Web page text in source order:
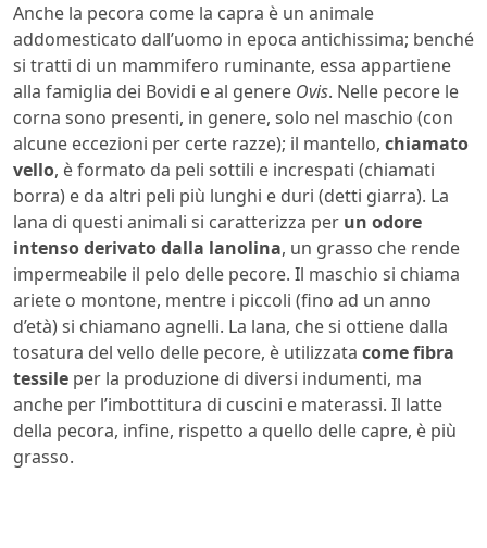
Anche la pecora come la capra è un animale
addomesticato dall’uomo in epoca antichissima; benché
si tratti di un mammifero ruminante, essa appartiene
alla famiglia dei Bovidi e al genere Ovis. Nelle pecore le
corna sono presenti, in genere, solo nel maschio (con
alcune eccezioni per certe razze); il mantello, chiamato
vello, è formato da peli sottili e increspati (chiamati
borra) e da altri peli più lunghi e duri (detti giarra). La
lana di questi animali si caratterizza per un odore
intenso derivato dalla lanolina, un grasso che rende
impermeabile il pelo delle pecore. Il maschio si chiama
ariete o montone, mentre i piccoli (fino ad un anno
d’età) si chiamano agnelli. La lana, che si ottiene dalla
tosatura del vello delle pecore, è utilizzata come fibra
tessile per la produzione di diversi indumenti, ma
anche per l’imbottitura di cuscini e materassi. Il latte
della pecora, infine, rispetto a quello delle capre, è più
grasso.